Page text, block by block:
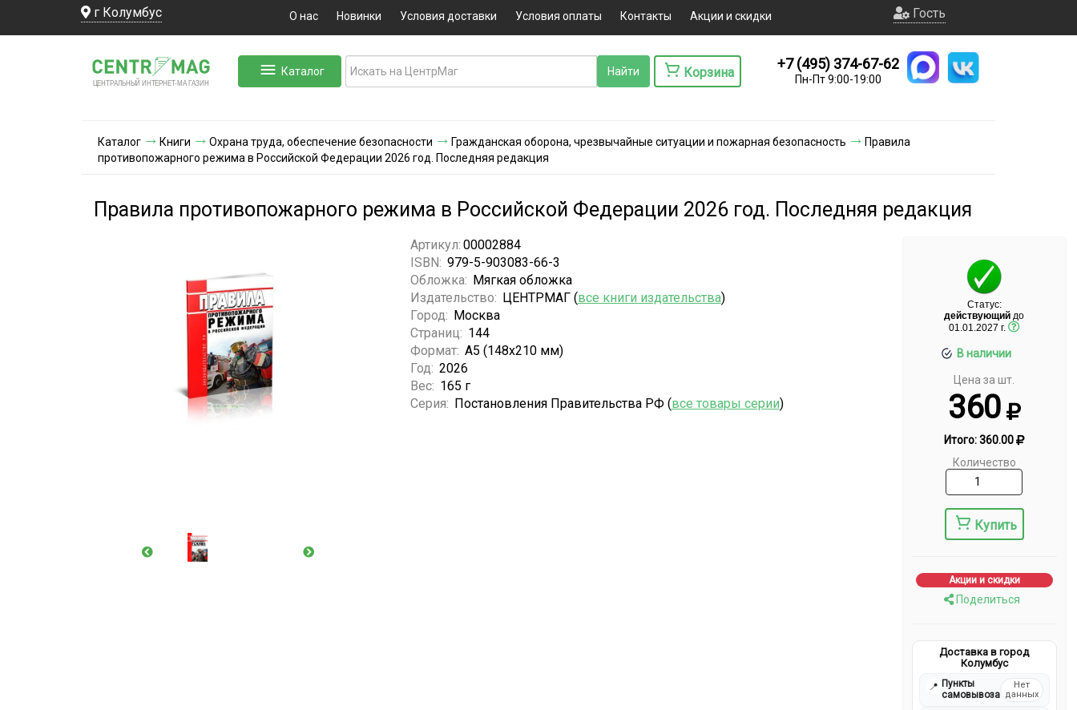
г Колумбус О нас Новинки Условия доставки Условия оплаты Контакты Акции и скидки Гость
ЦЕНТРАЛЬНЫЙ ИНТЕРНЕТ-МА ГАЗИН
Каталог Корзина
+7 (495) 374-67-62
Пн-Пт 9:00-19:00
Каталог Книги Охрана труда, обеспечение безопасности Гражданская оборона, чрезвычайные ситуации и пожарная безопасность
Правила
противопожарного режима в Российской Федерации 2026 год. Последняя редакция
Правила противопожарного режима в Российской Федерации 2026 год. Последняя редакция
Статус:
действующий до
01.01.2027 г.
В наличии
Цена за шт.
360
Итого:360.00
Количество
Купить
Акции и скидки
Поделиться
Доставка в город
Колумбус
📍 Пункты
самовывоза
Нет
данных
Артикул: 00002884
ISBN: 979-5-903083-66-3
Обложка: Мягкая обложка
Издательство: ЦЕНТРМАГ (все книги издательства)
Город: Москва
Страниц: 144
Формат: А5 (148x210 мм)
Год: 2026
Вес: 165 г
Серия: Постановления Правительства РФ (все товары серии)